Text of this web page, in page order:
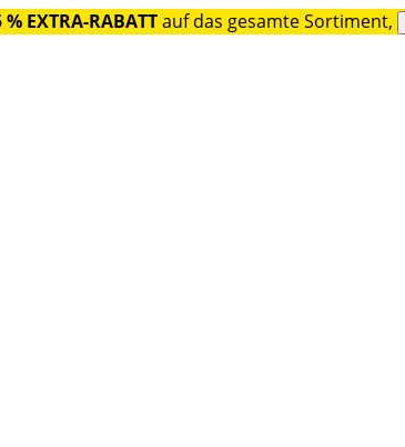
% EXTRA-RABATTauf das gesamte Sortiment,